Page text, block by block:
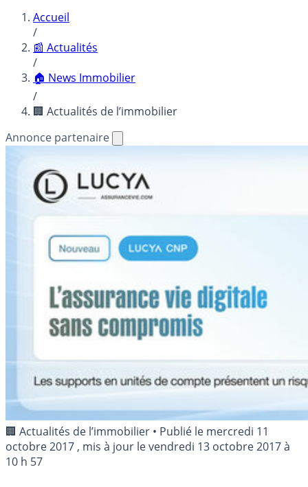
Accueil
/
📰 Actualités
/
🏠 News Immobilier
/
🏢 Actualités de l’immobilier
Annonce partenaire
🏢 Actualités de l’immobilier • Publié le mercredi 11
octobre 2017 , mis à jour levendredi 13 octobre 2017 à
10 h 57